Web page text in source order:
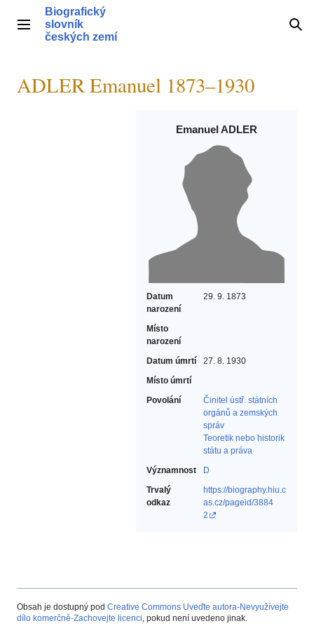
obsahHlavní menu
Biografický
slovník
českých zemí
ADLER Emanuel 1873–1930
Emanuel ADLER
Datum
narození
29. 9. 1873
Místo
narození
Datum úmrtí
27. 8. 1930
Místo úmrtí
Povolání
Činitel ústř. státních
orgánů a zemských
správ‎
Teoretik nebo historik
státu a práva‎
Významnost
D
Trvalý
odkaz
https://biography.hiu.c
as.cz/pageid/3884
2
Obsah je dostupný pod Creative Commons Uveďte autora-Nevyužívejte
dílo komerčně-Zachovejte licenci, pokud není uvedeno jinak.